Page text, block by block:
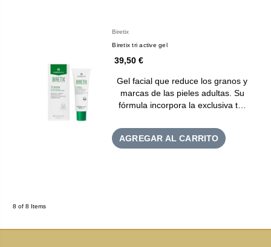
Biretix
Biretix tri active gel
39,50 €
Gel facial que reduce los granos y
marcas de las pieles adultas. Su
fórmula incorpora la exclusiva t…
AGREGAR AL CARRITO
8 of 8 Items